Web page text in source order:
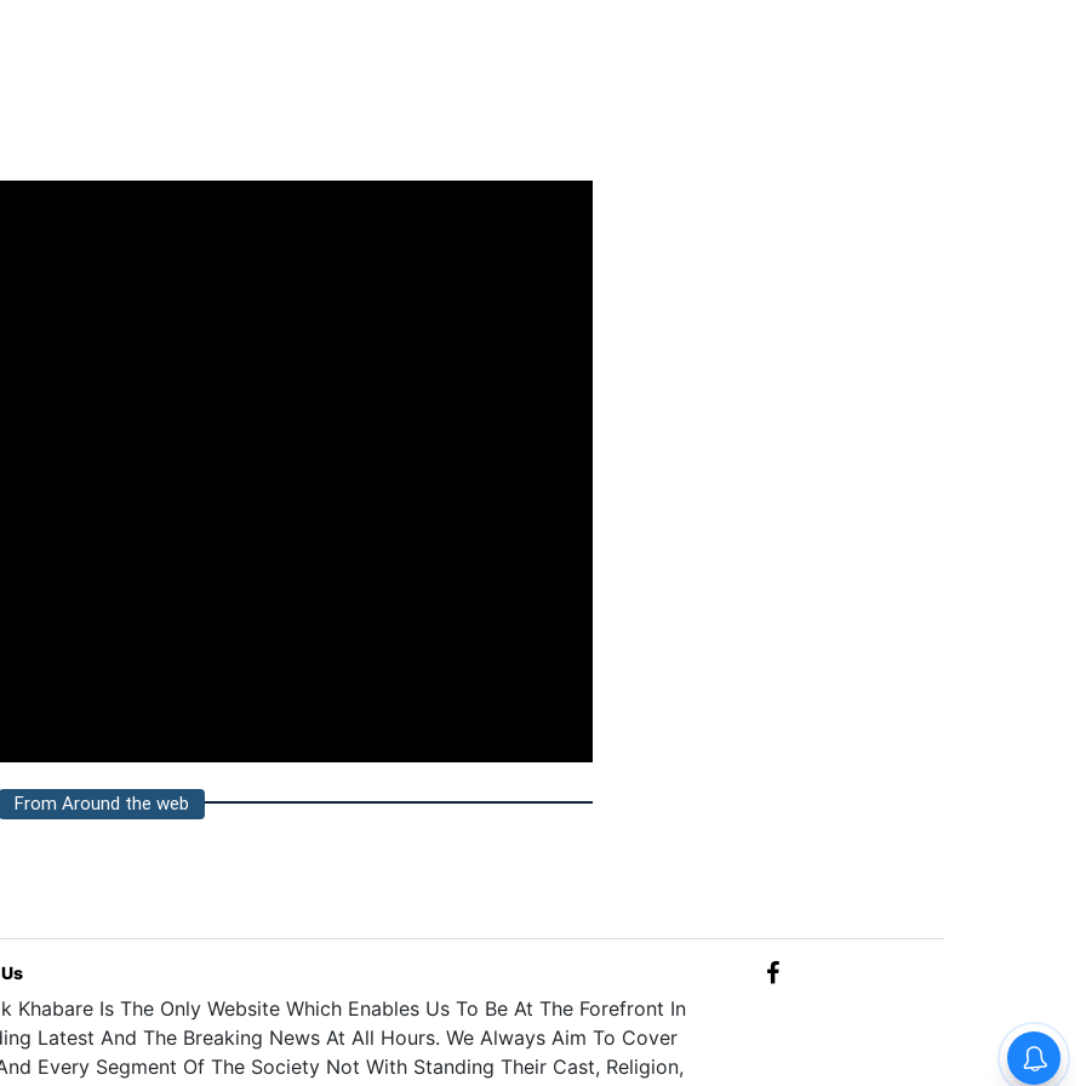
From Around the web
Khabare Is The Only Website Which Enables Us To Be At The Forefront In
Latest And The Breaking News At All Hours. We Always Aim To Cover
Every Segment Of The Society Not With Standing Their Cast, Religion,